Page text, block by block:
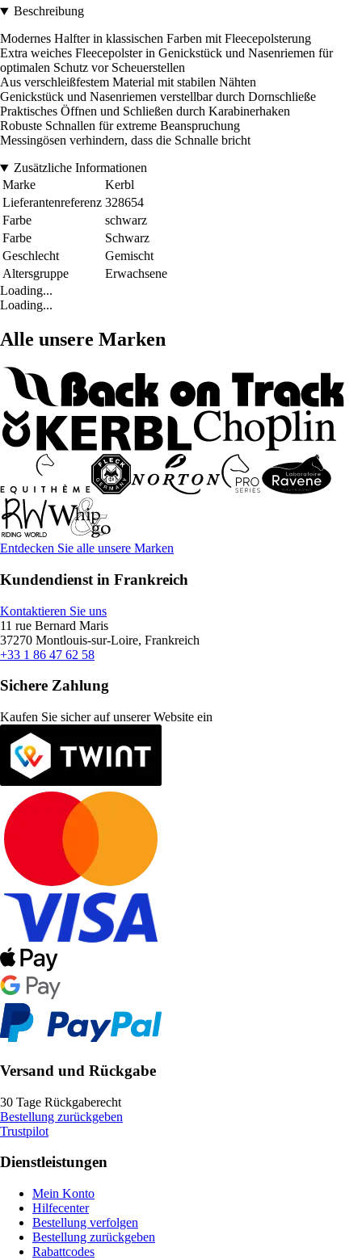
Beschreibung
Modernes Halfter in klassischen Farben mit Fleecepolsterung
Extra weiches Fleecepolster in Genickstück und Nasenriemen für
optimalen Schutz vor Scheuerstellen
Aus verschleißfestem Material mit stabilen Nähten
Genickstück und Nasenriemen verstellbar durch Dornschließe
Praktisches Öffnen und Schließen durch Karabinerhaken
Robuste Schnallen für extreme Beanspruchung
Messingösen verhindern, dass die Schnalle bricht
Zusätzliche Informationen
Marke
Kerbl
Lieferantenreferenz 328654
Farbe
schwarz
Farbe
Schwarz
Geschlecht
Gemischt
Altersgruppe
Erwachsene
Loading...
Loading...
Alle unsere Marken
Entdecken Sie alle unsere Marken
Kundendienst in Frankreich
Kontaktieren Sie uns
11 rue Bernard Maris
37270 Montlouis-sur-Loire, Frankreich
+33 1 86 47 62 58
Sichere Zahlung
Kaufen Sie sicher auf unserer Website ein
Versand und Rückgabe
30 Tage Rückgaberecht
Bestellung zurückgeben
Trustpilot
Dienstleistungen
Mein Konto
Hilfecenter
Bestellung verfolgen
Bestellung zurückgeben
Rabattcodes